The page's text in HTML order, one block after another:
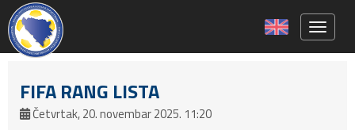
FIFA RANG LISTA
Četvrtak, 20. novembar 2025. 11:20